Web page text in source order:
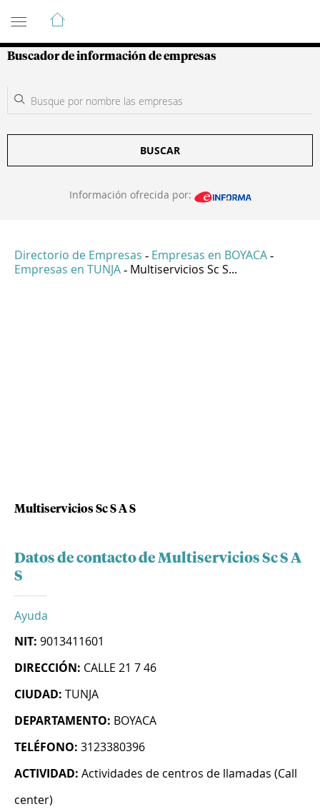
Guía de Empresas Colombianas
Buscador de información de empresas
BUSCAR
Información ofrecida por:
Directorio de Empresas - Empresas en BOYACA -
Empresas en TUNJA - Multiservicios Sc S...
Multiservicios Sc S A S
Datos de contacto de Multiservicios Sc S A
S
Ayuda
NIT: 9013411601
DIRECCIÓN: CALLE 21 7 46
CIUDAD: TUNJA
DEPARTAMENTO: BOYACA
TELÉFONO: 3123380396
ACTIVIDAD: Actividades de centros de llamadas (Call
center)